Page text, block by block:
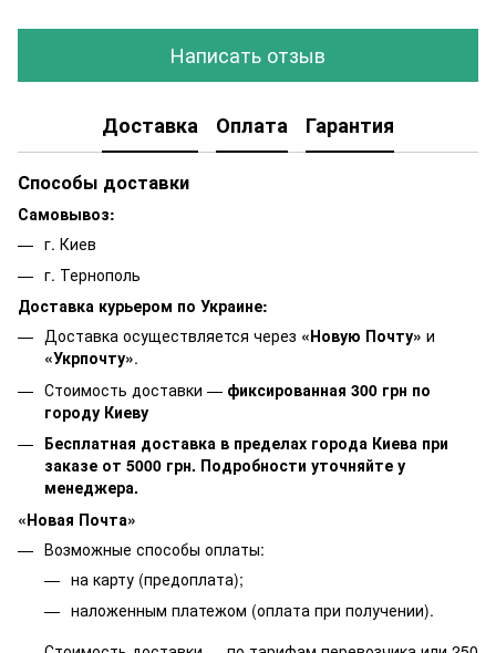
Написать отзыв
Доставка Оплата Гарантия
Способы доставки
Самовывоз:
г. Киев
г. Тернополь
Доставка курьером по Украине:
Доставка осуществляется через «Новую Почту» и
«Укрпочту».
Стоимость доставки — фиксированная 300 грн по
городу Киеву
Бесплатная доставка в пределах города Киева при
заказе от 5000 грн. Подробности уточняйте у
менеджера.
«Новая Почта»
Возможные способы оплаты:
на карту (предоплата);
наложенным платежом (оплата при получении).